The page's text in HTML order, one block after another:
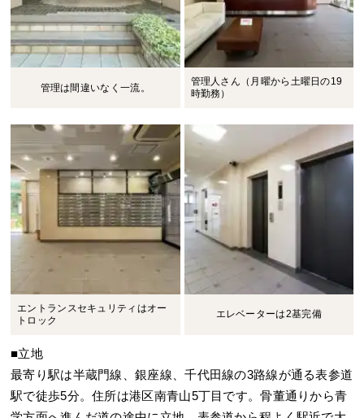
管理は間違いなく一流。
管理人さん（月曜から土曜日の19
時勤務）
エントランスセキュリティはオー
トロック
エレベーターは2基完備
■立地
最寄り駅は半蔵門線、銀座線、千代田線の3路線が通る表参道
駅で徒歩5分。住所は港区南青山5丁目です。骨董通りから青